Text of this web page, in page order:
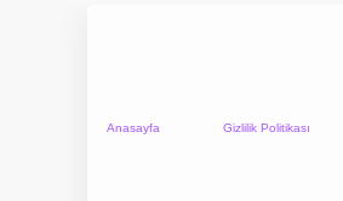
Anasayfa Gizlilik Politikası